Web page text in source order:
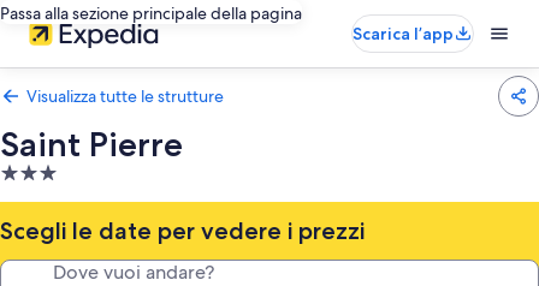
Passa alla sezione principale della pagina
Scarica l’app
Visualizza tutte le strutture
Saint Pierre
Struttura
a
3.0
stelle
Scegli le date per vedere i prezzi
Dove vuoi andare?